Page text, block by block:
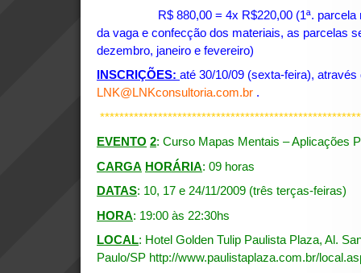
R$ 880,00 = 4x R$220,00 (1ª. parcela na
da vaga e confecção dos materiais, as parcelas
dezembro, janeiro e fevereiro)
INSCRIÇÕES: até 30/10/09 (sexta-feira), através
LNK@LNKconsultoria.com.br .
******************************************************
EVENTO 2: Curso Mapas Mentais – Aplicações
CARGA HORÁRIA: 09 horas
DATAS: 10, 17 e 24/11/2009 (três terças-feiras)
HORA: 19:00 às 22:30hs
LOCAL: Hotel Golden Tulip Paulista Plaza, Al.
Paulo/SP http://www.paulistaplaza.com.br/